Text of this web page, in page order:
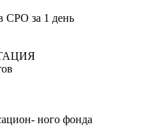
СРО за 1 день
ного фонда